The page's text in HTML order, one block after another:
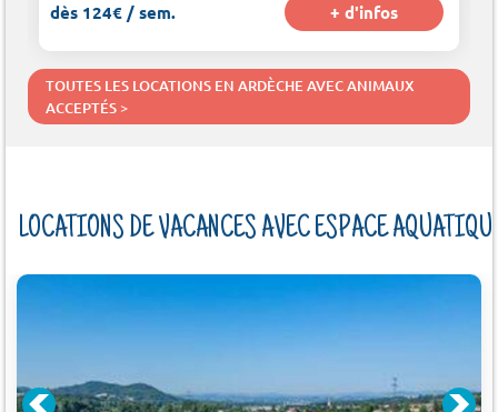
dès 124€ / sem. + d'infos
TOUTES LES LOCATIONS EN ARDÈCHE AVEC ANIMAUX
ACCEPTÉS >
LOCATIONS DE VACANCES AVEC ESPACE